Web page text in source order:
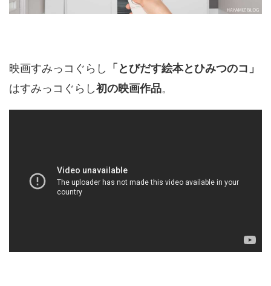
映画すみっコぐらし 「とびだす絵本とひみつのコ」
はすみっコぐらし初の映画作品。